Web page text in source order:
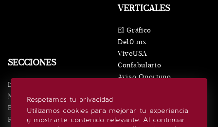
Respetamos tu privacidad
Utilizamos cookies para mejorar tu experiencia
y mostrarte contenido relevante. Al continuar
SECCIONES
Inicio
Noticias
Eventos
Realeza
VERTICALES
El Gráfico
De10.mx
ViveUSA
Confabulario
Aviso Oportuno